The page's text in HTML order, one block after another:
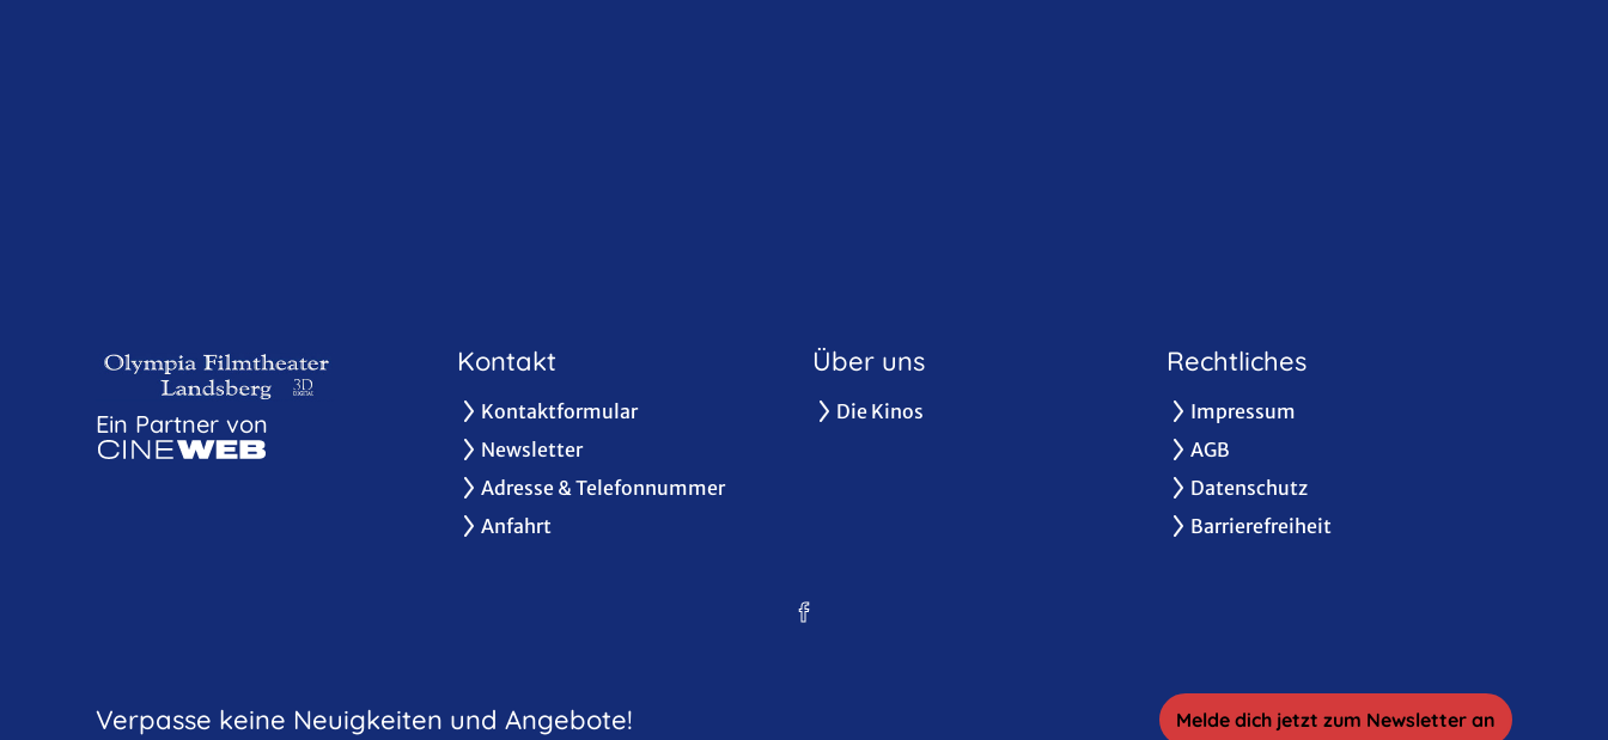
Ein Partner von
Kontakt
Kontaktformular
Newsletter
Adresse & Telefonnummer
Anfahrt
Über uns
Die Kinos
Rechtliches
Impressum
AGB
Datenschutz
Barrierefreiheit
Verpasse keine Neuigkeiten und Angebote! Melde dich jetzt zum Newsletter an